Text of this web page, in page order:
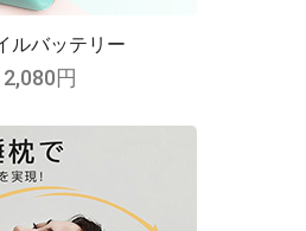
ルバッテリー
2,080円